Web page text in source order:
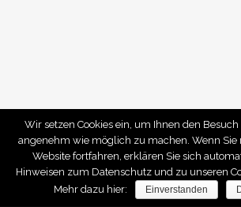
Wir setzen Cookies ein, um Ihnen den
angenehm wie möglich zu machen. Wenn
Website fortfahren, erklären Sie sich
Hinweisen zum Datenschutz und zu unseren
Mehr dazu hier:
Einverstanden